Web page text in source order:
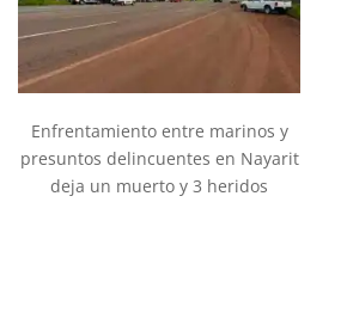
Enfrentamiento entre marinos y
presuntos delincuentes en Nayarit
deja un muerto y 3 heridos